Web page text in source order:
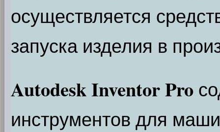
осуществляется
запуска изделия в
Autodesk Inventor Pro
инструментов для